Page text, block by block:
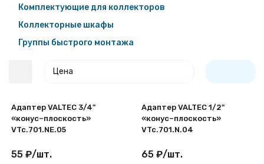
Комплектующие для коллекторов
Коллекторные шкафы
Группы быстрого монтажа
Цена
Адаптер VALTEC 3/4"
«конус–плоскость»
VTc.701.NE.05
55 ₽/шт.
Адаптер VALTEC 1/2"
«конус–плоскость»
VTc.701.N.04
65 ₽/шт.